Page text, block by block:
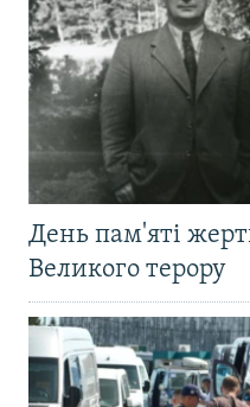
День пам'яті
Великого терору